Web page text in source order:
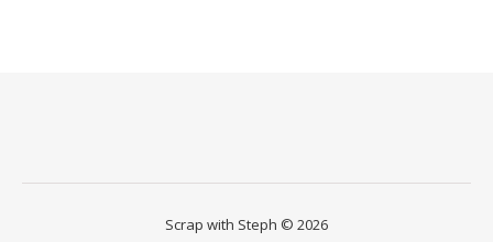
Scrap with Steph © 2026